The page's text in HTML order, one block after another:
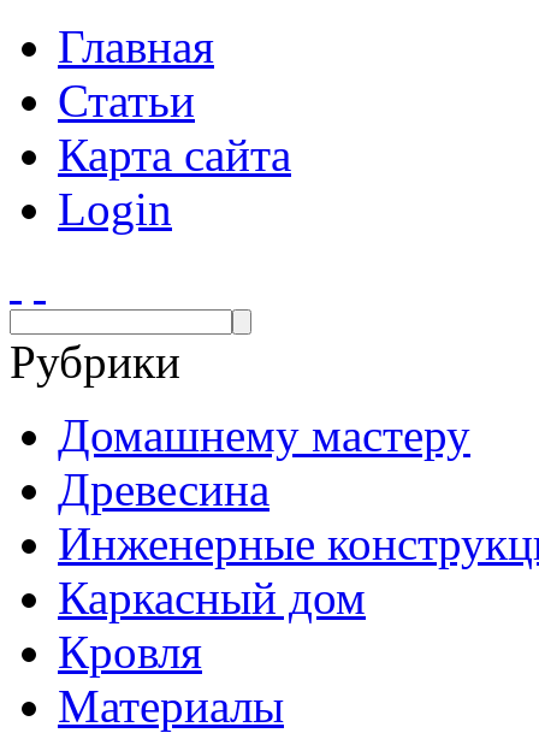
Главная
Статьи
Карта сайта
Login
Рубрики
Домашнему мастеру
Древесина
Инженерные
Каркасный дом
Кровля
Материалы